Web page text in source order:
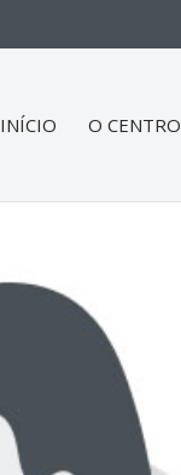
INÍCIO O CENTRO